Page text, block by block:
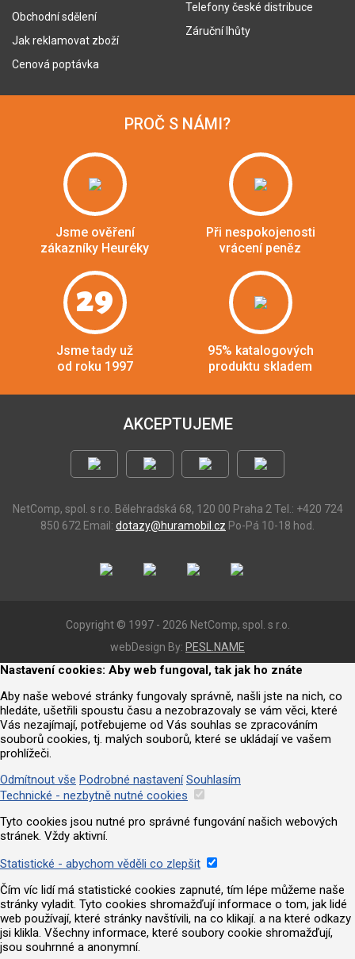
Obchodní sdělení
Jak reklamovat zboží
Cenová poptávka
Telefony české distribuce
Záruční lhůty
PROČ S NÁMI?
Jsme ověření
zákazníky Heuréky
Při nespokojenosti
vrácení peněz
29
Jsme tady už
od roku 1997
95% katalogových
produktu skladem
AKCEPTUJEME
NetComp, spol. s r.o. Bělehradská 68, 120 00 Praha 2 Tel.: +420 724
850 672 Email: dotazy@huramobil.cz Po-Pá 10-18 hod.
Copyright © 1997 - 2026 NetComp, spol. s r.o.
webDesign By: PESL.NAME
Nastavení cookies: Aby web fungoval, tak jak ho znáte
Aby naše webové stránky fungovaly správně, našli jste na nich, co
hledáte, ušetřili spoustu času a nezobrazovaly se vám věci, které
Vás nezajímají, potřebujeme od Vás souhlas se zpracováním
souborů cookies, tj. malých souborů, které se ukládají ve vašem
prohlížeči.
Odmítnout vše Podrobné nastavení Souhlasím
Technické - nezbytně nutné cookies
Tyto cookies jsou nutné pro správné fungování našich webových
stránek. Vždy aktivní.
Statistické - abychom věděli co zlepšit
Čím víc lidí má statistické cookies zapnuté, tím lépe můžeme naše
stránky vyladit. Tyto cookies shromažďují informace o tom, jak lidé
web používají, které stránky navštívili, na co klikají. a na které odkazy
jsi klikla. Všechny informace, které soubory cookie shromažďují,
jsou souhrnné a anonymní.